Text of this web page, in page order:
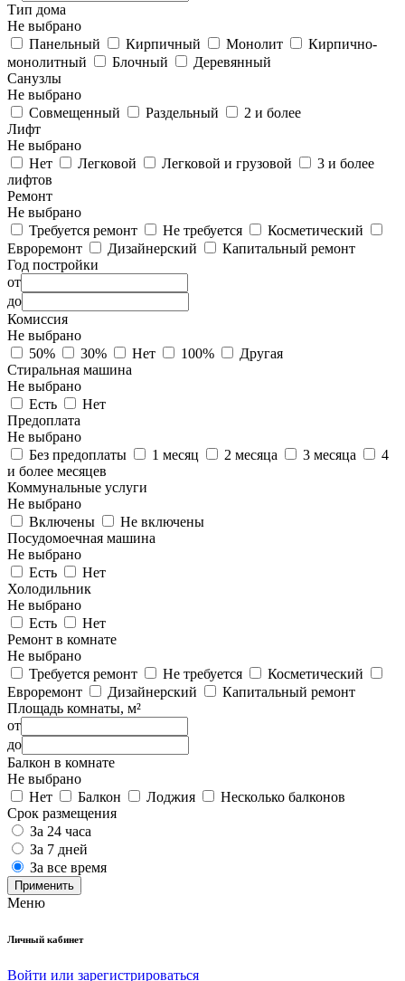
Тип дома
Не выбрано
Панельный
Кирпичный Монолит
Кирпично-
монолитный
Блочный
Деревянный
Санузлы
Не выбрано
Совмещенный
Раздельный
2 и более
Лифт
Не выбрано
Нет
Легковой Легковой и грузовой
3 и более
лифтов
Ремонт
Не выбрано
Требуется ремонт
Не требуется
Косметический
Евроремонт
Дизайнерский
Капитальный ремонт
Год постройки
от
до
Комиссия
Не выбрано
50%
30% Нет 100%
Другая
Стиральная машина
Не выбрано
Есть
Нет
Предоплата
Не выбрано
Без предоплаты
1 месяц 2 месяца 3 месяца
4
и более месяцев
Коммунальные услуги
Не выбрано
Включены
Не включены
Посудомоечная машина
Не выбрано
Есть
Нет
Холодильник
Не выбрано
Есть
Нет
Ремонт в комнате
Не выбрано
Требуется ремонт
Не требуется
Косметический
Евроремонт
Дизайнерский
Капитальный ремонт
Площадь комнаты, м²
от
до
Балкон в комнате
Не выбрано
Нет
Балкон Лоджия
Несколько балконов
Срок размещения
За 24 часа
За 7 дней
За все время
Применить
Меню
Личный кабинет
Войти или зарегистрироваться